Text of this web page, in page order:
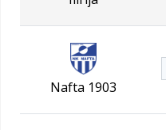
Nafta 1903